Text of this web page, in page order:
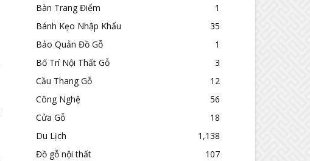
Bàn Trang Điểm
1
Bánh Kẹo Nhập Khẩu
35
Bảo Quản Đồ Gỗ
1
Bố Trí Nội Thất Gỗ
3
Cầu Thang Gỗ
12
Công Nghệ
56
Cửa Gỗ
18
Du Lịch
1,138
Đồ gỗ nội thất
107